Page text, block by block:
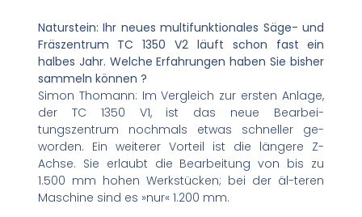
Naturstein: Ihr neues multifunktionales Säge- und
Fräszentrum TC 1350 V2 läuft schon fast ein
halbes Jahr. Welche Erfahrungen haben Sie bisher
sammeln können ?
Simon Thomann: Im Vergleich zur ersten Anlage,
der TC 1350 V1, ist das neue Bearbei-
tungszentrum nochmals etwas schneller ge-
worden. Ein weiterer Vorteil ist die längere Z-
Achse. Sie erlaubt die Bearbeitung von bis zu
1.500 mm hohen Werkstücken; bei der äl-teren
Maschine sind es »nur« 1.200 mm.